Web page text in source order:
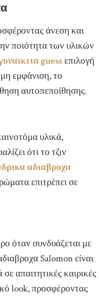
άνεση και
ποιότητα των υλικών
guessεπιλογή
εμφάνιση, το
αυτοπεποίθησης.
υλικά,
ότι το τζιν
αδιαβροχα
επιτρέπει σε
όταν συνδυάζεται με
Salomon είναι
απαιτητικές καιρικές
look, προσφέροντας